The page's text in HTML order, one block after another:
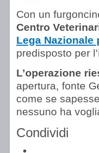
Con un
Centro
Lega Nazionale
predisposto per
L’operazione
apertura, fonte
come se
nessuno ha
Condividi